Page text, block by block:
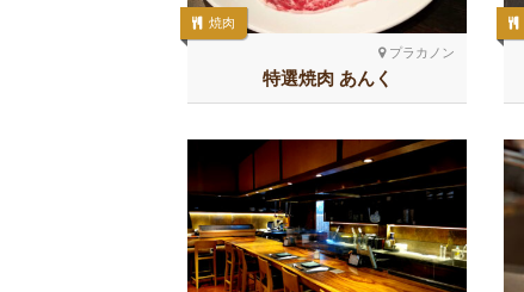
プラカノン
焼肉
特選焼肉 あんく